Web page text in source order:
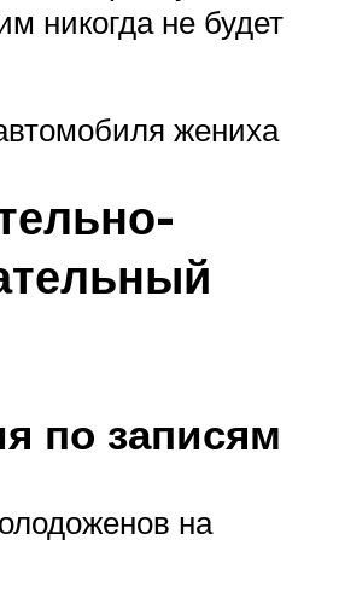
никогда не будет
жениха
по записям
на